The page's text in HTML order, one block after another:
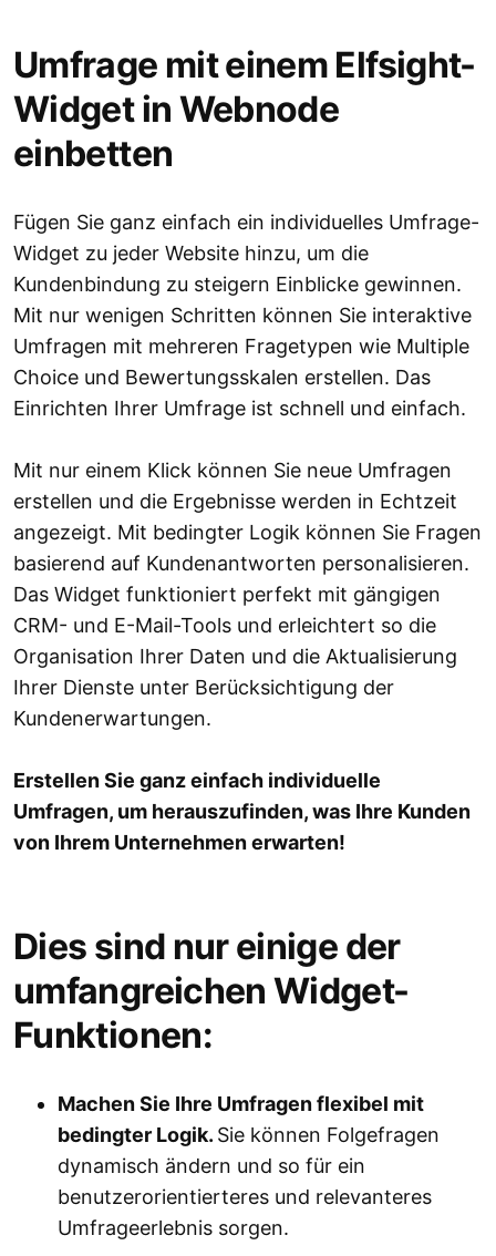
Umfrage mit einem Elfsight-
Widget in Webnode
einbetten
Fügen Sie ganz einfach ein individuelles Umfrage-
Widget zu jeder Website hinzu, um die
Kundenbindung zu steigern Einblicke gewinnen.
Mit nur wenigen Schritten können Sie interaktive
Umfragen mit mehreren Fragetypen wie Multiple
Choice und Bewertungsskalen erstellen. Das
Einrichten Ihrer Umfrage ist schnell und einfach.
Mit nur einem Klick können Sie neue Umfragen
erstellen und die Ergebnisse werden in Echtzeit
angezeigt. Mit bedingter Logik können Sie Fragen
basierend auf Kundenantworten personalisieren.
Das Widget funktioniert perfekt mit gängigen
CRM- und E-Mail-Tools und erleichtert so die
Organisation Ihrer Daten und die Aktualisierung
Ihrer Dienste unter Berücksichtigung der
Kundenerwartungen.
Erstellen Sie ganz einfach individuelle
Umfragen, um herauszufinden, was Ihre Kunden
von Ihrem Unternehmen erwarten!
Dies sind nur einige der
umfangreichen Widget-
Funktionen:
Machen Sie Ihre Umfragen flexibel mit
bedingter Logik. Sie können Folgefragen
dynamisch ändern und so für ein
benutzerorientierteres und relevanteres
Umfrageerlebnis sorgen.